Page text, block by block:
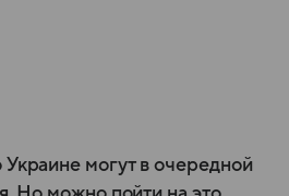
могут в очередной